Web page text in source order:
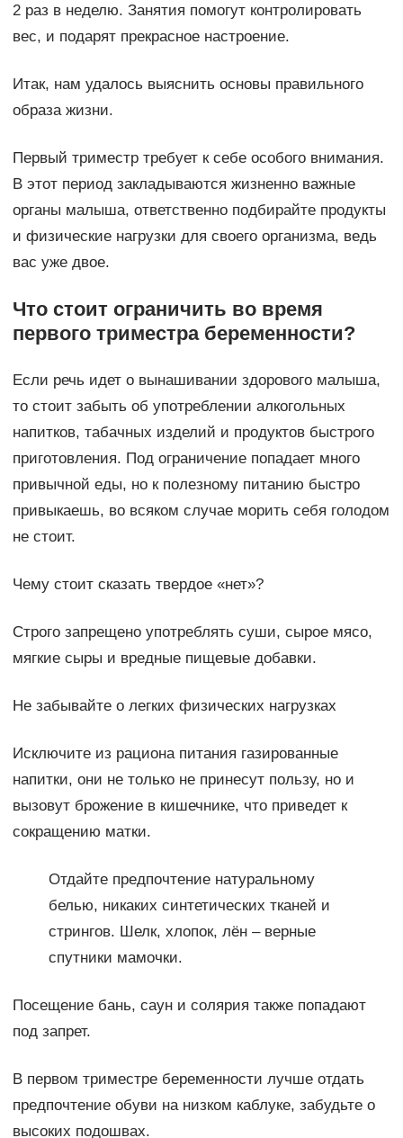
2 раз в неделю. Занятия помогут контролировать
вес, и подарят прекрасное настроение.
Итак, нам удалось выяснить основы правильного
образа жизни.
Первый триместр требует к себе особого внимания.
В этот период закладываются жизненно важные
органы малыша, ответственно подбирайте продукты
и физические нагрузки для своего организма, ведь
вас уже двое.
Что стоит ограничить во время
первого триместра беременности?
Если речь идет о вынашивании здорового малыша,
то стоит забыть об употреблении алкогольных
напитков, табачных изделий и продуктов быстрого
приготовления. Под ограничение попадает много
привычной еды, но к полезному питанию быстро
привыкаешь, во всяком случае морить себя голодом
не стоит.
Чему стоит сказать твердое «нет»?
Строго запрещено употреблять суши, сырое мясо,
мягкие сыры и вредные пищевые добавки.
Не забывайте о легких физических нагрузках
Исключите из рациона питания газированные
напитки, они не только не принесут пользу, но и
вызовут брожение в кишечнике, что приведет к
сокращению матки.
Отдайте предпочтение натуральному
белью, никаких синтетических тканей и
стрингов. Шелк, хлопок, лён – верные
спутники мамочки.
Посещение бань, саун и солярия также попадают
под запрет.
В первом триместре беременности лучше отдать
предпочтение обуви на низком каблуке, забудьте о
высоких подошвах.